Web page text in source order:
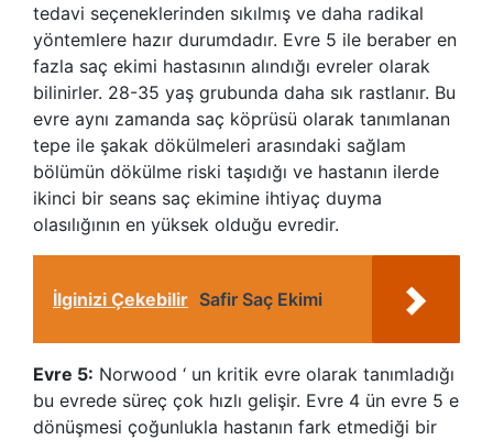
tedavi seçeneklerinden sıkılmış ve daha radikal
yöntemlere hazır durumdadır. Evre 5 ile beraber en
fazla saç ekimi hastasının alındığı evreler olarak
bilinirler. 28-35 yaş grubunda daha sık rastlanır. Bu
evre aynı zamanda saç köprüsü olarak tanımlanan
tepe ile şakak dökülmeleri arasındaki sağlam
bölümün dökülme riski taşıdığı ve hastanın ilerde
ikinci bir seans saç ekimine ihtiyaç duyma
olasılığının en yüksek olduğu evredir.
İlginizi Çekebilir Safir Saç Ekimi
Evre 5: Norwood ‘ un kritik evre olarak tanımladığı
bu evrede süreç çok hızlı gelişir. Evre 4 ün evre 5 e
dönüşmesi çoğunlukla hastanın fark etmediği bir